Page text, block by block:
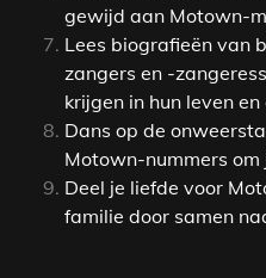
gewijd aan Motown-
Lees biografieën van
zangers en -
krijgen in hun leven
Dans op de
Motown-nummers
Deel je liefde voor
familie door samen